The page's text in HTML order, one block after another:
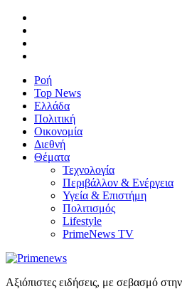
Ροή
Top News
Ελλάδα
Πολιτική
Οικονομία
Διεθνή
Θέματα
Τεχνολογία
Περιβάλλον & Ενέργεια
Υγεία & Επιστήμη
Πολιτισμός
Lifestyle
PrimeNews TV
Αξιόπιστες ειδήσεις, με σεβασμό